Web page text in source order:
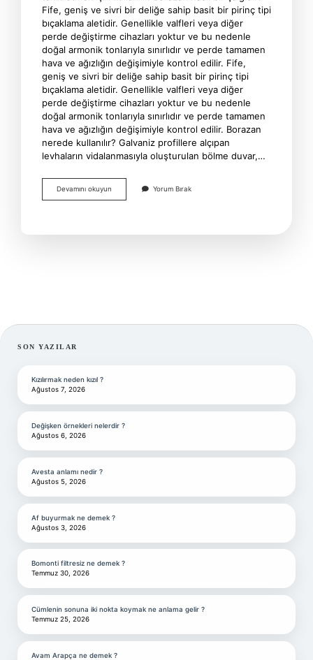
Fife, geniş ve sivri bir deliğe sahip basit bir pirinç tipi
bıçaklama aletidir. Genellikle valfleri veya diğer
perde değiştirme cihazları yoktur ve bu nedenle
doğal armonik tonlarıyla sınırlıdır ve perde tamamen
hava ve ağızlığın değişimiyle kontrol edilir. Fife,
geniş ve sivri bir deliğe sahip basit bir pirinç tipi
bıçaklama aletidir. Genellikle valfleri veya diğer
perde değiştirme cihazları yoktur ve bu nedenle
doğal armonik tonlarıyla sınırlıdır ve perde tamamen
hava ve ağızlığın değişimiyle kontrol edilir. Borazan
nerede kullanılır? Galvaniz profillere alçıpan
levhaların vidalanmasıyla oluşturulan bölme duvar,…
Devamını okuyun Yorum Bırak
SIDEBAR
SON YAZILAR
Kızılırmak neden kızıl ?
Ağustos 7, 2026
Değişken örnekleri nelerdir ?
Ağustos 6, 2026
Avesta anlamı nedir ?
Ağustos 5, 2026
Af buyurmak ne demek ?
Ağustos 3, 2026
Bomonti filtresiz ne demek ?
Temmuz 30, 2026
Cümlenin sonuna iki nokta koymak ne anlama gelir ?
Temmuz 25, 2026
Avam Arapça ne demek ?